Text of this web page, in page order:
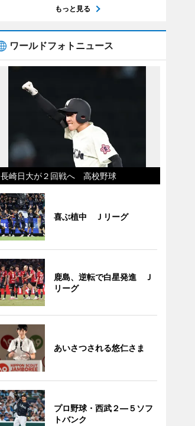
もっと見る
ワールドフォトニュース
長崎日大が２回戦へ 高校野球
喜ぶ植中 Ｊリーグ
鹿島、逆転で白星発進 Ｊ
リーグ
あいさつされる悠仁さま
プロ野球・西武２―５ソフ
トバンク